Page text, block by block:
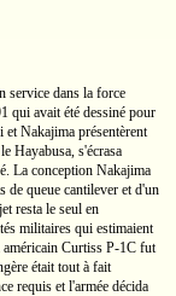
service dans la force
qui avait été dessiné pour
et Nakajima présentèrent
Hayabusa, s'écrasa
La conception Nakajima
de queue cantilever et d'un
resta le seul en
militaires qui estimaient
américain Curtiss P-1C fut
était tout à fait
requis et l'armée décida